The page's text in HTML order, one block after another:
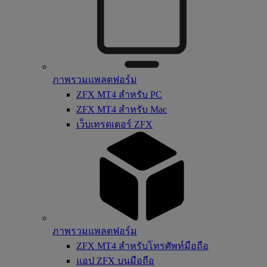
ภาพรวมแพลตฟอร์ม
ZFX MT4 สำหรับ PC
ZFX MT4 สำหรับ Mac
เว็บเทรดเดอร์ ZFX
ภาพรวมแพลตฟอร์ม
ZFX MT4 สำหรับโทรศัพท์มือถือ
แอป ZFX บนมือถือ